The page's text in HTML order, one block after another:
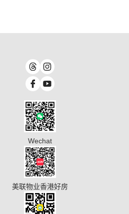
Wechat
美联物业香港好房